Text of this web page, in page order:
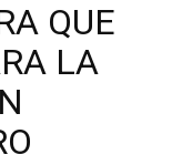
QUE
LA